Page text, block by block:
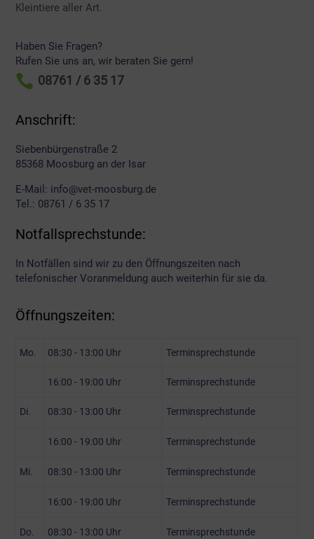
Kleintiere aller Art.
Haben Sie Fragen?
Rufen Sie uns an, wir beraten Sie gern!
 08761 / 6 35 17
Anschrift:
Siebenbürgenstraße 2
85368 Moosburg an der Isar
E-Mail: info@vet-moosburg.de
Tel.: 08761 / 6 35 17
Notfallsprechstunde:
In Notfällen sind wir zu den Öffnungszeiten nach
telefonischer Voranmeldung auch weiterhin für sie da.
Öffnungszeiten:
Mo. 08:30 - 13:00 Uhr Terminsprechstunde
16:00 - 19:00 Uhr Terminsprechstunde
Di. 08:30 - 13:00 Uhr Terminsprechstunde
16:00 - 19:00 Uhr Terminsprechstunde
Mi. 08:30 - 13:00 Uhr Terminsprechstunde
16:00 - 19:00 Uhr Terminsprechstunde
Do. 08:30 - 13:00 Uhr Terminsprechstunde